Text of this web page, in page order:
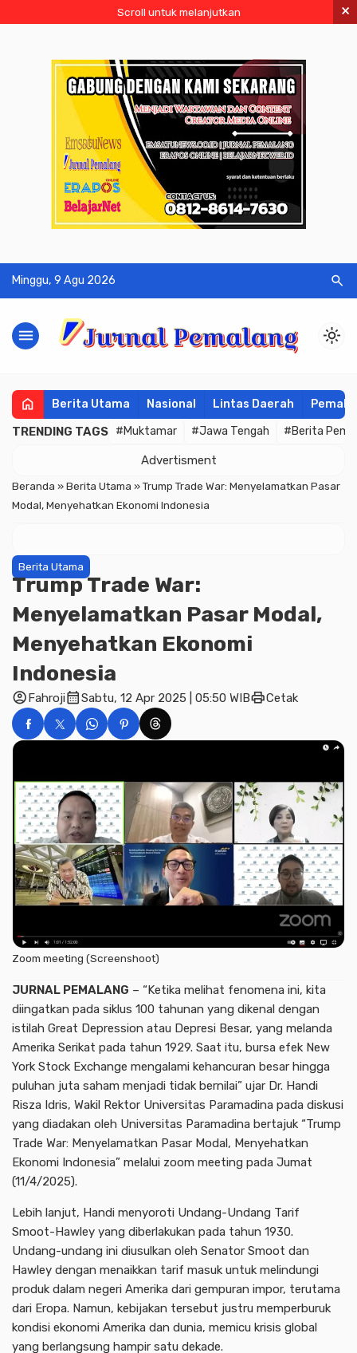
Scroll untuk melanjutkan ×
Minggu, 9 Agu 2026 search
menu light_mode
home Berita Utama Nasional Lintas Daerah
TRENDING TAGS #Muktamar #Jawa Tengah #Berita
Advertisment
Beranda »Berita Utama »Trump Trade War: Menyelamatkan Pasar
Modal, Menyehatkan Ekonomi Indonesia
Berita Utama
Trump Trade War:
Menyelamatkan Pasar Modal,
Menyehatkan Ekonomi
Indonesia
account_circleFahrojicalendar_monthSabtu, 12 Apr 2025 | 05:50 WIBprintCetak
Zoom meeting (Screenshoot)
JURNAL PEMALANG – “Ketika melihat fenomena ini, kita
diingatkan pada siklus 100 tahunan yang dikenal dengan
istilah Great Depression atau Depresi Besar, yang melanda
Amerika Serikat pada tahun 1929. Saat itu, bursa efek New
York Stock Exchange mengalami kehancuran besar hingga
puluhan juta saham menjadi tidak bernilai” ujar Dr. Handi
Risza Idris, Wakil Rektor Universitas Paramadina pada diskusi
yang diadakan oleh Universitas Paramadina bertajuk “Trump
Trade War: Menyelamatkan Pasar Modal, Menyehatkan
Ekonomi Indonesia” melalui zoom meeting pada Jumat
(11/4/2025).
Lebih lanjut, Handi menyoroti Undang-Undang Tarif
Smoot-Hawley yang diberlakukan pada tahun 1930.
Undang-undang ini diusulkan oleh Senator Smoot dan
Hawley dengan menaikkan tarif masuk untuk melindungi
produk dalam negeri Amerika dari gempuran impor, terutama
dari Eropa. Namun, kebijakan tersebut justru memperburuk
kondisi ekonomi Amerika dan dunia, memicu krisis global
yang berlangsung hampir satu dekade.